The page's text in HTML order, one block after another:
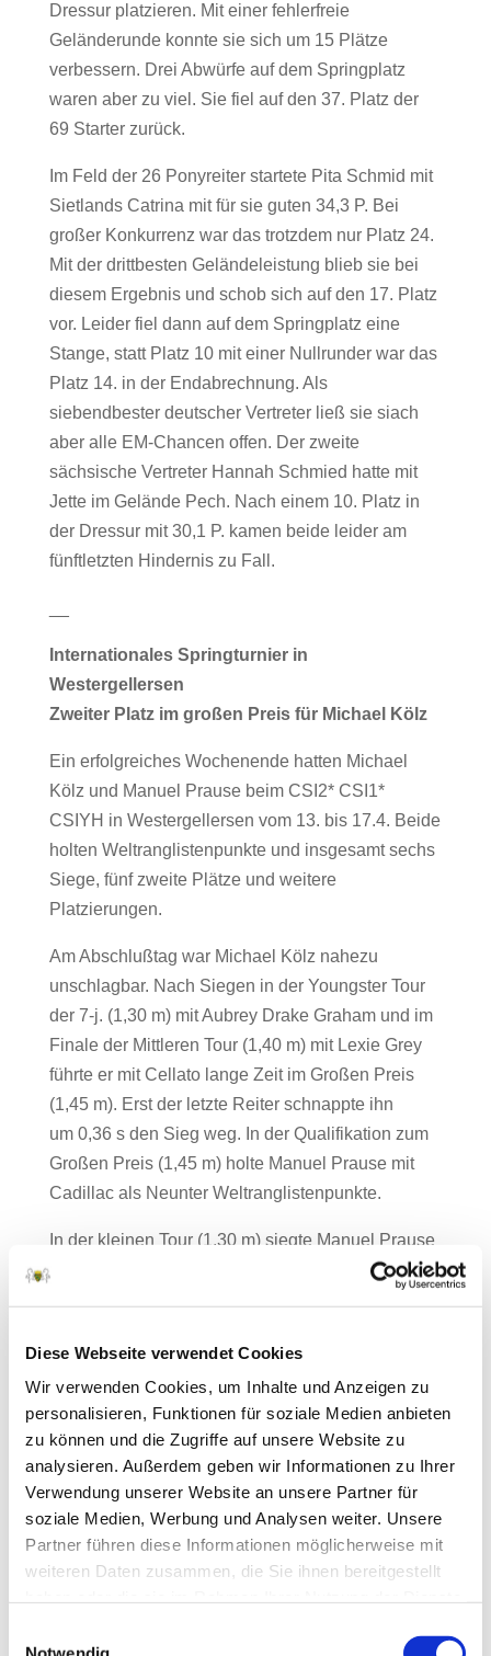
Diese Webseite verwendet Cookies
Wir verwenden Cookies, um Inhalte und Anzeigen zu
personalisieren, Funktionen für soziale Medien anbieten
zu können und die Zugriffe auf unsere Website zu
analysieren. Außerdem geben wir Informationen zu Ihrer
Verwendung unserer Website an unsere Partner für
soziale Medien, Werbung und Analysen weiter. Unsere
Partner führen diese Informationen möglicherweise mit
weiteren Daten zusammen, die Sie ihnen bereitgestellt
Dressur platzieren. Mit einer fehlerfreie
Geländerunde konnte sie sich um 15 Plätze
verbessern. Drei Abwürfe auf dem Springplatz
waren aber zu viel. Sie fiel auf den 37. Platz der
69 Starter zurück.
Im Feld der 26 Ponyreiter startete Pita Schmid mit
Sietlands Catrina mit für sie guten 34,3 P. Bei
großer Konkurrenz war das trotzdem nur Platz 24.
Mit der drittbesten Geländeleistung blieb sie bei
diesem Ergebnis und schob sich auf den 17. Platz
vor. Leider fiel dann auf dem Springplatz eine
Stange, statt Platz 10 mit einer Nullrunder war das
Platz 14. in der Endabrechnung. Als
siebendbester deutscher Vertreter ließ sie siach
aber alle EM-Chancen offen. Der zweite
sächsische Vertreter Hannah Schmied hatte mit
Jette im Gelände Pech. Nach einem 10. Platz in
der Dressur mit 30,1 P. kamen beide leider am
fünftletzten Hindernis zu Fall.
Internationales Springturnier in
Westergellersen
Zweiter Platz im großen Preis für Michael Kölz
Ein erfolgreiches Wochenende hatten Michael
Kölz und Manuel Prause beim CSI2* CSI1*
CSIYH in Westergellersen vom 13. bis 17.4. Beide
holten Weltranglistenpunkte und insgesamt sechs
Siege, fünf zweite Plätze und weitere
Platzierungen.
Am Abschlußtag war Michael Kölz nahezu
unschlagbar. Nach Siegen in der Youngster Tour
der 7-j. (1,30 m) mit Aubrey Drake Graham und im
Finale der Mittleren Tour (1,40 m) mit Lexie Grey
führte er mit Cellato lange Zeit im Großen Preis
(1,45 m). Erst der letzte Reiter schnappte ihn
um 0,36 s den Sieg weg. In der Qualifikation zum
Großen Preis (1,45 m) holte Manuel Prause mit
Cadillac als Neunter Weltranglistenpunkte.
In der kleinen Tour (1,30 m) siegte Manuel Prause
zweimal mit Casall’s Coco und wurde einmal
wurde beide noch Zweiter. In der Youngster Tour
der 6-j. begann Manuel Prause mit einen
Doppelsieg mit Charlie B und Chavanna PS. In
der weiteren Prüfungen dieser Tour folgten noch
ein zweiter, ein vierter und ein neunter Platz.